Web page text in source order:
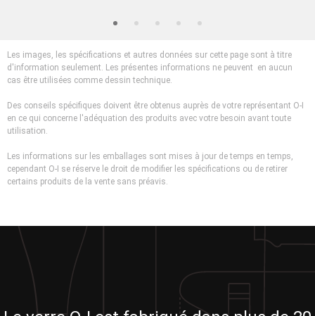
Les images, les spécifications et autres données sur cette page sont à titre
d'information seulement. Les présentes informations ne peuvent en aucun
cas être utilisées comme dessin technique.
Des conseils spécifiques doivent être obtenus auprès de votre représentant O-I
en ce qui concerne l'adéquation des produits avec votre besoin avant toute
utilisation.
Les informations sur les emballages sont mises à jour de temps en temps,
cependant O-I se réserve le droit de modifier les spécifications ou de retirer
certains produits de la vente sans préavis.